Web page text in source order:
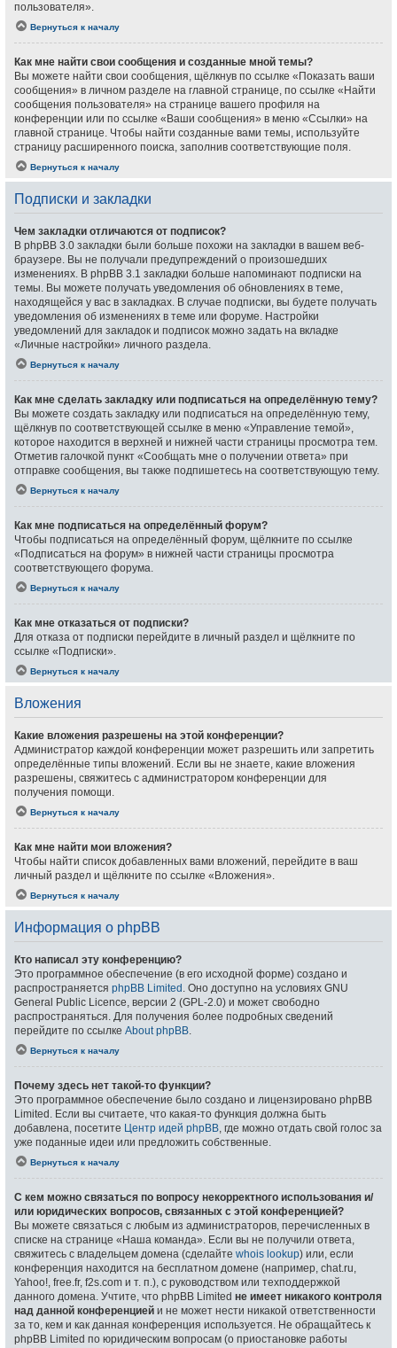
пользователя».
Вернуться к началу
Как мне найти свои сообщения и созданные мной темы?
Вы можете найти свои сообщения, щёлкнув по ссылке «Показать ваши
сообщения» в личном разделе на главной странице, по ссылке «Найти
сообщения пользователя» на странице вашего профиля на
конференции или по ссылке «Ваши сообщения» в меню «Ссылки» на
главной странице. Чтобы найти созданные вами темы, используйте
страницу расширенного поиска, заполнив соответствующие поля.
Вернуться к началу
Подписки и закладки
Чем закладки отличаются от подписок?
В phpBB 3.0 закладки были больше похожи на закладки в вашем веб-
браузере. Вы не получали предупреждений о произошедших
изменениях. В phpBB 3.1 закладки больше напоминают подписки на
темы. Вы можете получать уведомления об обновлениях в теме,
находящейся у вас в закладках. В случае подписки, вы будете получать
уведомления об изменениях в теме или форуме. Настройки
уведомлений для закладок и подписок можно задать на вкладке
«Личные настройки» личного раздела.
Вернуться к началу
Как мне сделать закладку или подписаться на определённую тему?
Вы можете создать закладку или подписаться на определённую тему,
щёлкнув по соответствующей ссылке в меню «Управление темой»,
которое находится в верхней и нижней части страницы просмотра тем.
Отметив галочкой пункт «Сообщать мне о получении ответа» при
отправке сообщения, вы также подпишетесь на соответствующую тему.
Вернуться к началу
Как мне подписаться на определённый форум?
Чтобы подписаться на определённый форум, щёлкните по ссылке
«Подписаться на форум» в нижней части страницы просмотра
соответствующего форума.
Вернуться к началу
Как мне отказаться от подписки?
Для отказа от подписки перейдите в личный раздел и щёлкните по
ссылке «Подписки».
Вернуться к началу
Вложения
Какие вложения разрешены на этой конференции?
Администратор каждой конференции может разрешить или запретить
определённые типы вложений. Если вы не знаете, какие вложения
разрешены, свяжитесь с администратором конференции для
получения помощи.
Вернуться к началу
Как мне найти мои вложения?
Чтобы найти список добавленных вами вложений, перейдите в ваш
личный раздел и щёлкните по ссылке «Вложения».
Вернуться к началу
Информация о phpBB
Кто написал эту конференцию?
Это программное обеспечение (в его исходной форме) создано и
распространяется phpBB Limited . Оно доступно на условиях GNU
General Public Licence, версии 2 (GPL-2.0) и может свободно
распространяться. Для получения более подробных сведений
перейдите по ссылке About phpBB.
Вернуться к началу
Почему здесь нет такой-то функции?
Это программное обеспечение было создано и лицензировано phpBB
Limited. Если вы считаете, что какая-то функция должна быть
добавлена, посетите Центр идей phpBB, где можно отдать свой голос за
уже поданные идеи или предложить собственные.
Вернуться к началу
С кем можно связаться по вопросу некорректного использования и/
или юридических вопросов, связанных с этой конференцией?
Вы можете связаться с любым из администраторов, перечисленных в
списке на странице «Наша команда». Если вы не получили ответа,
свяжитесь с владельцем домена (сделайте whois lookup) или, если
конференция находится на бесплатном домене (например, chat.ru,
Yahoo!, free.fr, f2s.com и т. п.), с руководством или техподдержкой
данного домена. Учтите, что phpBB Limited не имеет никакого контроля
над данной конференцией и не может нести никакой ответственности
за то, кем и как данная конференция используется. Не обращайтесь к
phpBB Limited по юридическим вопросам (о приостановке работы